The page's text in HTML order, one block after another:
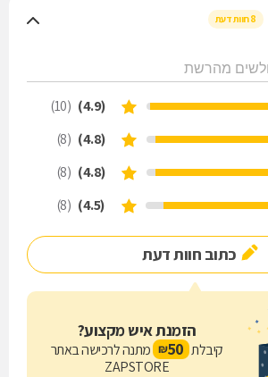
8 חוות דעת
מהרשת
(4.9)
(10)
(4.8)
(8)
(4.8)
(8)
(4.5)
(8)
כתוב חוות דעת
הזמנת איש מקצוע?
קיבלת 50
₪ מתנה לרכישה באתר
ZAPSTORE